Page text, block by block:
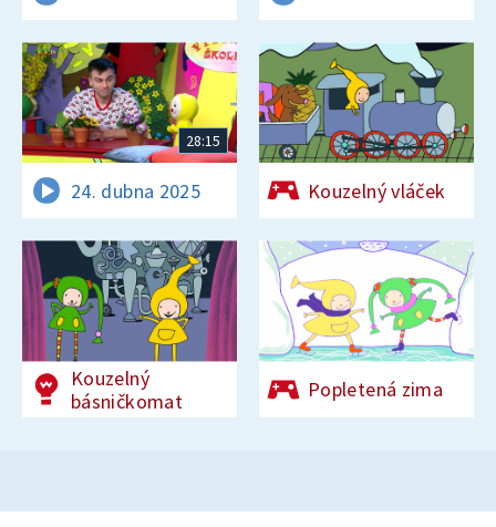
28:15
24. dubna 2025 Kouzelný vláček
Kouzelný
básničkomat
Popletená zima